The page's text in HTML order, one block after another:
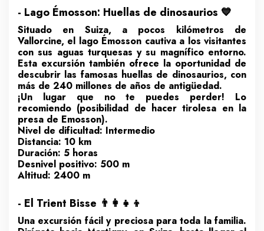
- Lago Émosson: Huellas de dinosaurios 💙
Situado en Suiza, a pocos kilómetros de
Vallorcine, el lago Émosson cautiva a los visitantes
con sus aguas turquesas y su magnífico entorno.
Esta excursión también ofrece la oportunidad de
descubrir las famosas huellas de dinosaurios, con
más de 240 millones de años de antigüedad.
¡Un lugar que no te puedes perder! Lo
recomiendo (posibilidad de hacer tirolesa en la
presa de Emosson).
Nivel de dificultad: Intermedio
Distancia: 10 km
Duración: 5 horas
Desnivel positivo: 500 m
Altitud: 2400 m
- El Trient Bisse 👨‍👩‍👧‍👦
Una excursión fácil y preciosa para toda la familia.